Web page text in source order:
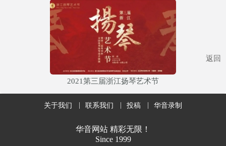
2021第三届浙江扬琴艺术节
关于我们 联系我们 投稿 华音录制
华音网站 精彩无限！
Since 1999
返回